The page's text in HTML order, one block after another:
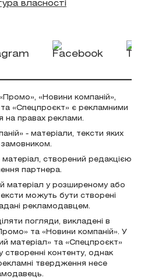
власності
«Новини компаній»,
«Спецпроєкт» є рекламними
на правах реклами.
- матеріали, тексти яких
створений редакцією
партнера.
матеріал у розширеному або
можуть бути створені
рекламодавцем.
погляди, викладені в
та «Новини компаній». У
матеріал» та «Спецпроєкт»
створенні контенту, однак
твердження несе